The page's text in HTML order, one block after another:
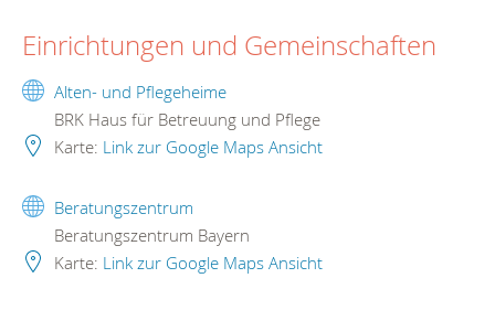
Einrichtungen und Gemeinschaften
Alten- und Pflegeheime
BRK Haus für Betreuung und Pflege
Karte: Link zur Google Maps Ansicht
Beratungszentrum
Beratungszentrum Bayern
Karte: Link zur Google Maps Ansicht